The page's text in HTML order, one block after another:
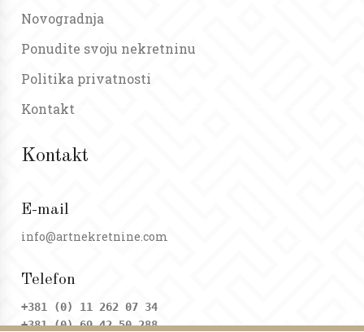
Novogradnja
Ponudite svoju nekretninu
Politika privatnosti
Kontakt
Kontakt
E-mail
info@artnekretnine.com
Telefon
+381 (0) 11 262 07 34
+381 (0) 69 42 50 288